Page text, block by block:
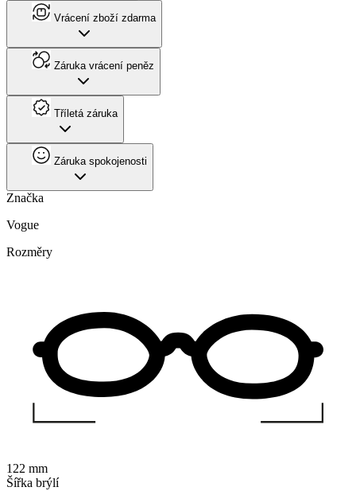
Vrácení zboží zdarma
Záruka vrácení peněz
Tříletá záruka
Záruka spokojenosti
Značka
Vogue
Rozměry
122 mm
Šířka brýlí